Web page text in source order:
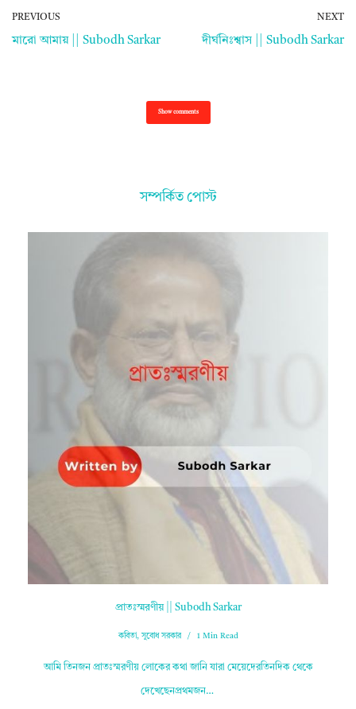
PREVIOUS
মারো আমায় || Subodh Sarkar
NEXT
দীর্ঘনিঃশ্বাস || Subodh Sarkar
Show comments
সম্পর্কিত পোস্ট
প্রাতঃস্মরণীয় || Subodh Sarkar
কবিতা,সুবোধ সরকার 1 Min Read
আমি তিনজন প্রাতঃস্মরণীয় লোকের কথা জানি যারা মেয়েদেরতিনদিক থেকে
দেখেছেনপ্রথমজন…